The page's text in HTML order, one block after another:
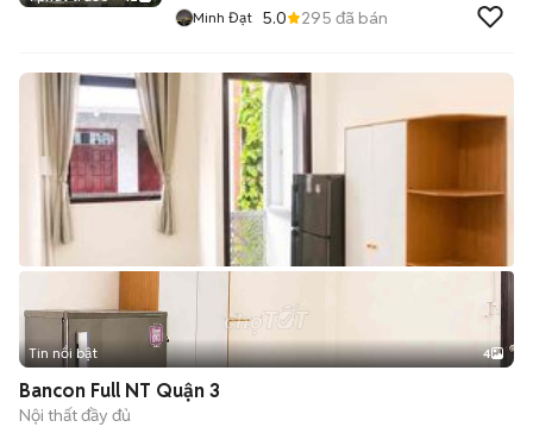
Minh Đạt 5.0 295 đã bán
Tin nổi bật 4
Bancon Full NT Quận 3
Nội thất đầy đủ